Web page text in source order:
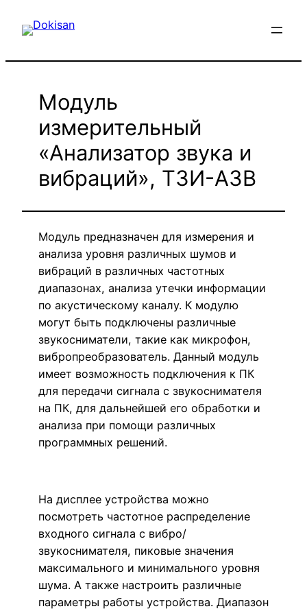
Модуль
измерительный
«Анализатор звука и
вибраций», ТЗИ-АЗВ
Модуль предназначен для измерения и
анализа уровня различных шумов и
вибраций в различных частотных
диапазонах, анализа утечки информации
по акустическому каналу. К модулю
могут быть подключены различные
звукосниматели, такие как микрофон,
вибропреобразователь. Данный модуль
имеет возможность подключения к ПК
для передачи сигнала с звукоснимателя
на ПК, для дальнейшей его обработки и
анализа при помощи различных
программных решений.
На дисплее устройства можно
посмотреть частотное распределение
входного сигнала с вибро/
звукоснимателя, пиковые значения
максимального и минимального уровня
шума. А также настроить различные
параметры работы устройства. Диапазон